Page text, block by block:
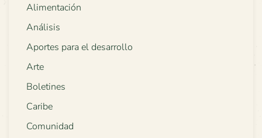
Alimentación
Análisis
Aportes para el desarrollo
Arte
Boletines
Caribe
Comunidad